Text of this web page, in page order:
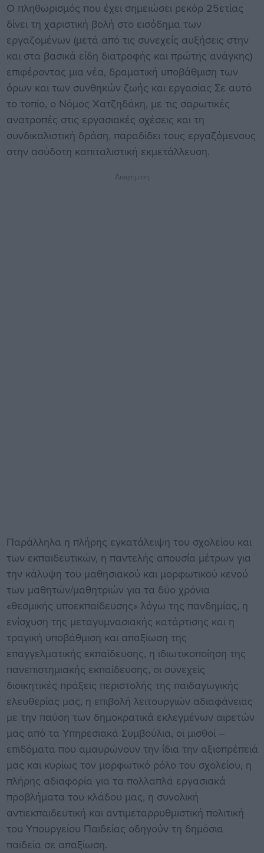
Ο πληθωρισμός που έχει σημειώσει ρεκόρ 25ετίας
δίνει τη χαριστική βολή στο εισόδημα των
εργαζομένων (μετά από τις συνεχείς αυξήσεις στην
και στα βασικά είδη διατροφής και πρώτης ανάγκης)
επιφέροντας μια νέα, δραματική υποβάθμιση των
όρων και των συνθηκών ζωής και εργασίας Σε αυτό
το τοπίο, ο Νόμος Χατζηδάκη, με τις σαρωτικές
ανατροπές στις εργασιακές σχέσεις και τη
συνδικαλιστική δράση, παραδίδει τους εργαζόμενους
στην ασύδοτη καπιταλιστική εκμετάλλευση.
Διαφήμιση
Παράλληλα η πλήρης εγκατάλειψη του σχολείου και
των εκπαιδευτικών, η παντελής απουσία μέτρων για
την κάλυψη του μαθησιακού και μορφωτικού κενού
των μαθητών/μαθητριών για τα δύο χρόνια
«θεσμικής υποεκπαίδευσης» λόγω της πανδημίας, η
ενίσχυση της μεταγυμνασιακής κατάρτισης και η
τραγική υποβάθμιση και απαξίωση της
επαγγελματικής εκπαίδευσης, η ιδιωτικοποίηση της
πανεπιστημιακής εκπαίδευσης, οι συνεχείς
διοικητικές πράξεις περιστολής της παιδαγωγικής
ελευθερίας μας, η επιβολή λειτουργιών αδιαφάνειας
με την παύση των δημοκρατικά εκλεγμένων αιρετών
μας από τα Υπηρεσιακά Συμβούλια, οι μισθοί –
επιδόματα που αμαυρώνουν την ίδια την αξιοπρέπειά
μας και κυρίως τον μορφωτικό ρόλο του σχολείου, η
πλήρης αδιαφορία για τα πολλαπλά εργασιακά
προβλήματα του κλάδου μας, η συνολική
αντιεκπαιδευτική και αντιμεταρρυθμιστική πολιτική
του Υπουργείου Παιδείας οδηγούν τη δημόσια
παιδεία σε απαξίωση.